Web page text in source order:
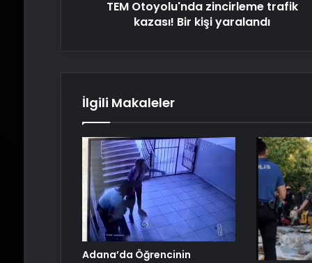
TEM Otoyolu'nda zincirleme trafik
kazası! Bir kişi yaralandı
İlgili Makaleler
Adana’da Öğrencinin